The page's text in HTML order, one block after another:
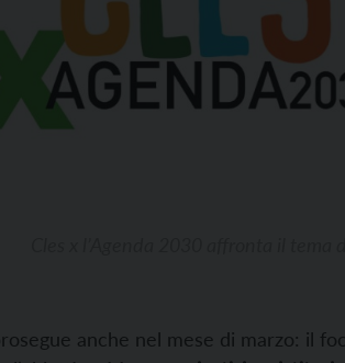
anche nel mese di marzo: il